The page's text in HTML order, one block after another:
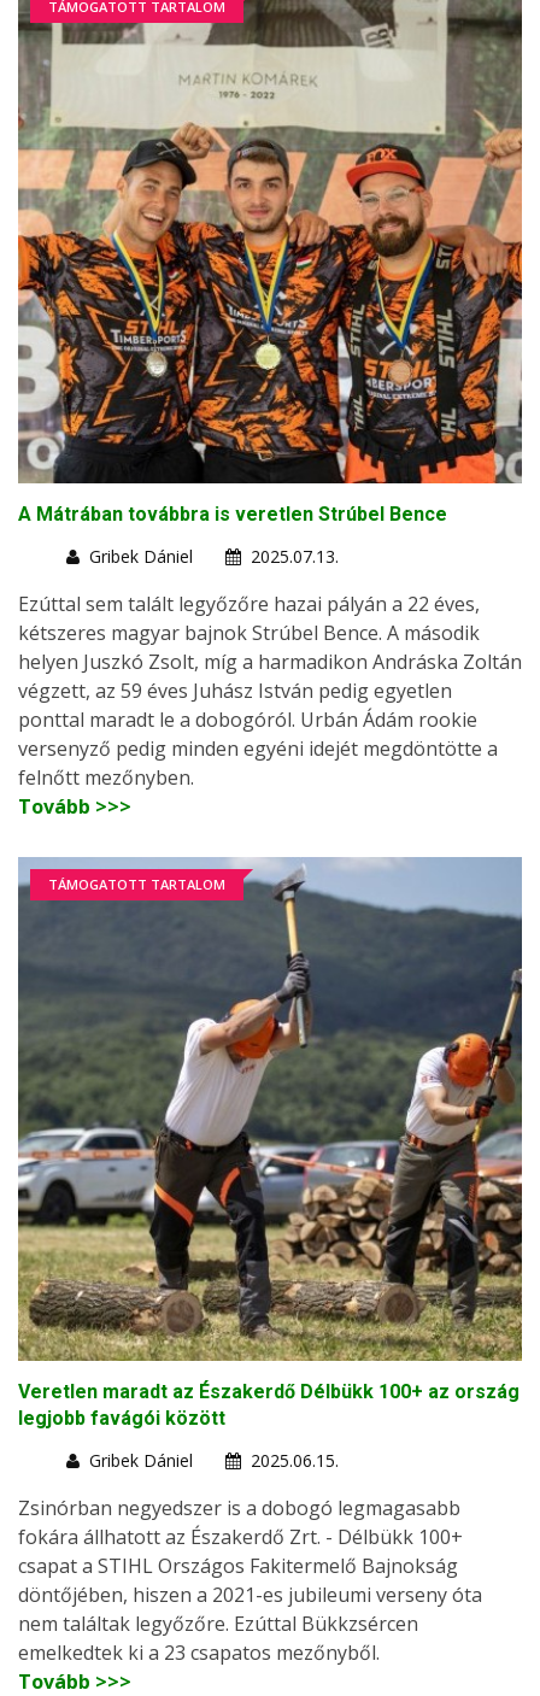
TÁMOGATOTT TARTALOM
A Mátrában továbbra is veretlen Strúbel Bence
Gribek Dániel
2025.07.13.
Ezúttal sem talált legyőzőre hazai pályán a 22 éves,
kétszeres magyar bajnok Strúbel Bence. A második
helyen Juszkó Zsolt, míg a harmadikon Andráska Zoltán
végzett, az 59 éves Juhász István pedig egyetlen
ponttal maradt le a dobogóról. Urbán Ádám rookie
versenyző pedig minden egyéni idejét megdöntötte a
felnőtt mezőnyben.
Tovább >>>
TÁMOGATOTT TARTALOM
Veretlen maradt az Északerdő Délbükk 100+ az ország
legjobb favágói között
Gribek Dániel
2025.06.15.
Zsinórban negyedszer is a dobogó legmagasabb
fokára állhatott az Északerdő Zrt. - Délbükk 100+
csapat a STIHL Országos Fakitermelő Bajnokság
döntőjében, hiszen a 2021-es jubileumi verseny óta
nem találtak legyőzőre. Ezúttal Bükkzsércen
emelkedtek ki a 23 csapatos mezőnyből.
Tovább >>>